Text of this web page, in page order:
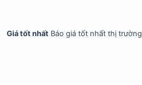
Giá tốt nhất Báo giá tốt nhất thị trường